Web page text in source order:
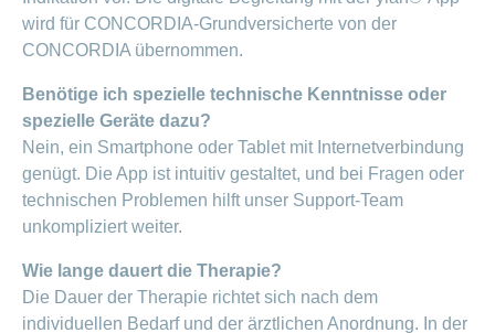
wird für CONCORDIA-Grundversicherte von der
CONCORDIA übernommen.
Benötige ich spezielle technische Kenntnisse oder
spezielle Geräte dazu?
Nein, ein Smartphone oder Tablet mit Internetverbindung
genügt. Die App ist intuitiv gestaltet, und bei Fragen oder
technischen Problemen hilft unser Support-Team
unkompliziert weiter.
Wie lange dauert die Therapie?
Die Dauer der Therapie richtet sich nach dem
individuellen Bedarf und der ärztlichen Anordnung. In der